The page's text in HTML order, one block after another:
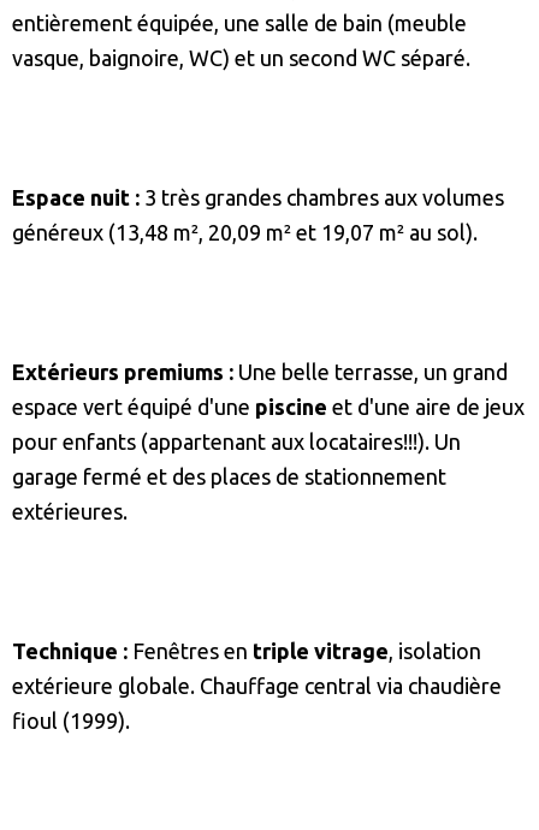
entièrement équipée, une salle de bain (meuble
vasque, baignoire, WC) et un second WC séparé.
Espace nuit : 3 très grandes chambres aux volumes
généreux (13,48 m², 20,09 m² et 19,07 m² au sol).
Extérieurs premiums : Une belle terrasse, un grand
espace vert équipé d'une piscine et d'une aire de jeux
pour enfants (appartenant aux locataires!!!). Un
garage fermé et des places de stationnement
extérieures.
Technique : Fenêtres en triple vitrage , isolation
extérieure globale. Chauffage central via chaudière
fioul (1999).